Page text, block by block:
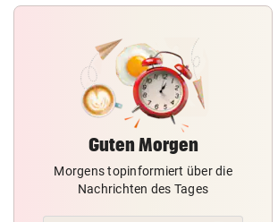
Guten Morgen
Morgens topinformiert über die
Nachrichten des Tages